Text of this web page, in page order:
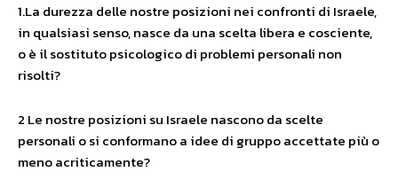
1.La durezza delle nostre posizioni nei confronti di Israele,
in qualsiasi senso, nasce da una scelta libera e cosciente,
o è il sostituto psicologico di problemi personali non
risolti?
2 Le nostre posizioni su Israele nascono da scelte
personali o si conformano a idee di gruppo accettate più o
meno acriticamente?